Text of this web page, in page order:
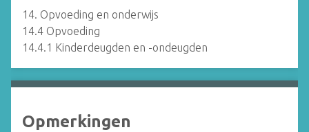
14. Opvoeding en onderwijs
14.4 Opvoeding
14.4.1 Kinderdeugden en -ondeugden
Opmerkingen